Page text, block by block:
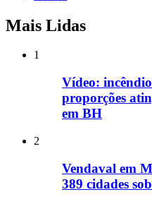
Mais Lidas
1
Vídeo:
proporções
em BH
2
Vendaval em
389 cidades